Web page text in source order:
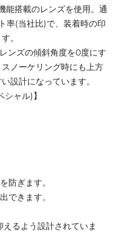
能搭載のレンズを使用。通
率(当社比)で、装着時の印
。
ンズの傾斜角度を0度にす
ノーケリング時にも上方
設計になっています。
ャル)】
防ぎます。
できます。
えるよう設計されていま